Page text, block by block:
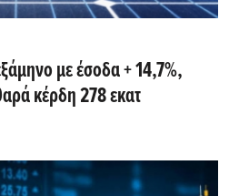
με έσοδα + 14,7%,
κέρδη 278 εκατ